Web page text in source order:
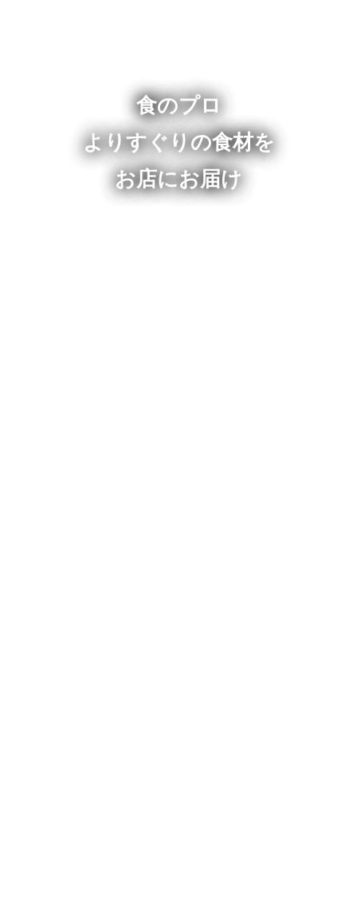
食のプロ
よりすぐりの食材を
お店にお届け